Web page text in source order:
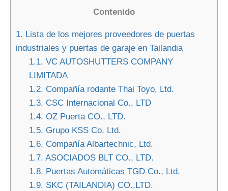
Contenido
1. Lista de los mejores proveedores de puertas
industriales y puertas de garaje en Tailandia
1.1. VC AUTOSHUTTERS COMPANY
LIMITADA
1.2. Compañía rodante Thai Toyo, Ltd.
1.3. CSC Internacional Co., LTD
1.4. OZ Puerta CO., LTD.
1.5. Grupo KSS Co. Ltd.
1.6. Compañía Albartechnic, Ltd.
1.7. ASOCIADOS BLT CO., LTD.
1.8. Puertas Automáticas TGD Co., Ltd.
1.9. SKC (TAILANDIA) CO.,LTD.